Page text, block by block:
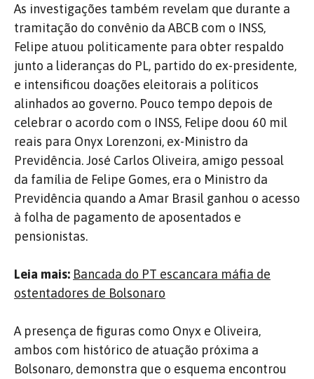
As investigações também revelam que durante a
tramitação do convênio da ABCB com o INSS,
Felipe atuou politicamente para obter respaldo
junto a lideranças do PL, partido do ex-presidente,
e intensificou doações eleitorais a políticos
alinhados ao governo. Pouco tempo depois de
celebrar o acordo com o INSS, Felipe doou 60 mil
reais para Onyx Lorenzoni, ex-Ministro da
Previdência. José Carlos Oliveira, amigo pessoal
da família de Felipe Gomes, era o Ministro da
Previdência quando a Amar Brasil ganhou o acesso
à folha de pagamento de aposentados e
pensionistas.
Leia mais: Bancada do PT escancara máfia de
ostentadores de Bolsonaro
A presença de figuras como Onyx e Oliveira,
ambos com histórico de atuação próxima a
Bolsonaro, demonstra que o esquema encontrou